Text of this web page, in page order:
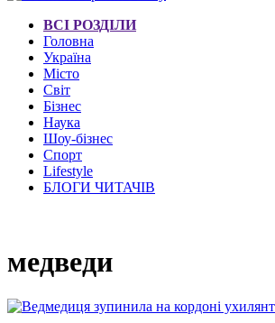
ВСІ РОЗДІЛИ
Головна
Україна
Місто
Світ
Бізнес
Наука
Шоу-бізнес
Спорт
Lifestyle
БЛОГИ ЧИТАЧІВ
медведи